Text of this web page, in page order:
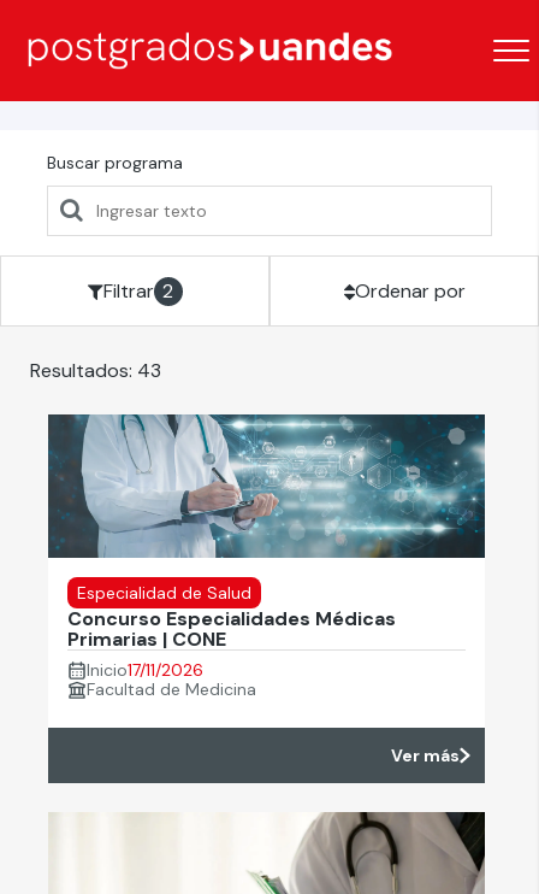
Buscar programa
Filtrar 2 Ordenar por
Resultados: 43
Especialidad de Salud
Concurso Especialidades Médicas
Primarias | CONE
Inicio17/11/2026
Facultad de Medicina
Ver más